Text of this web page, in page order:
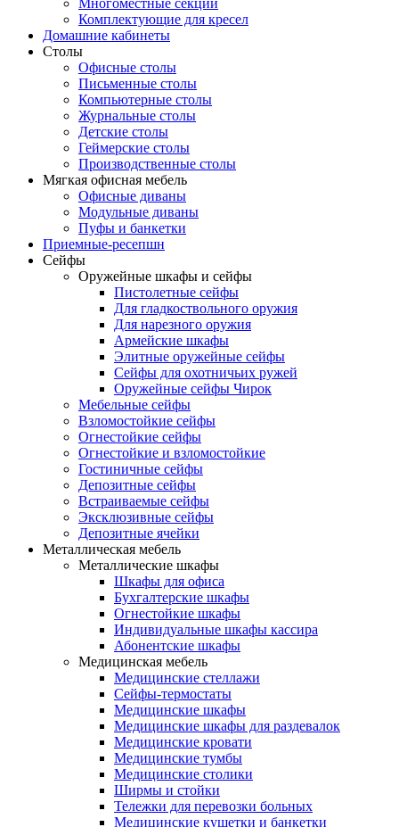
Многоместные секции
Комплектующие для кресел
Домашние кабинеты
Столы
Офисные столы
Письменные столы
Компьютерные столы
Журнальные столы
Детские столы
Геймерские столы
Производственные столы
Мягкая офисная мебель
Офисные диваны
Модульные диваны
Пуфы и банкетки
Приемные-ресепшн
Сейфы
Оружейные шкафы и сейфы
Пистолетные сейфы
Для гладкоствольного оружия
Для нарезного оружия
Армейские шкафы
Элитные оружейные сейфы
Сейфы для охотничьих ружей
Оружейные сейфы Чирок
Мебельные сейфы
Взломостойкие сейфы
Огнестойкие сейфы
Огнестойкие и взломостойкие
Гостиничные сейфы
Депозитные сейфы
Встраиваемые сейфы
Эксклюзивные сейфы
Депозитные ячейки
Металлическая мебель
Металлические шкафы
Шкафы для офиса
Бухгалтерские шкафы
Огнестойкие шкафы
Индивидуальные шкафы кассира
Абонентские шкафы
Медицинская мебель
Медицинские стеллажи
Сейфы-термостаты
Медицинские шкафы
Медицинские шкафы для раздевалок
Медицинские кровати
Медицинские тумбы
Медицинские столики
Ширмы и стойки
Тележки для перевозки больных
Медицинские кушетки и банкетки